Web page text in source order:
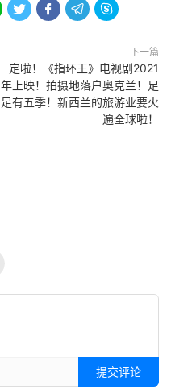
   
下一篇
定啦！《指环王》电视剧2021
年上映！拍摄地落户奥克兰！足
足有五季！新西兰的旅游业要火
遍全球啦！
提交评论